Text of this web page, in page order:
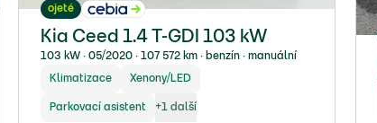
ojeté
Kia Ceed 1.4 T-GDI 103 kW
103 kW ∙ 05/2020 ∙ 107 572 km ∙ benzín ∙ manuální
Klimatizace Xenony/LED
Parkovací asistent +1 další